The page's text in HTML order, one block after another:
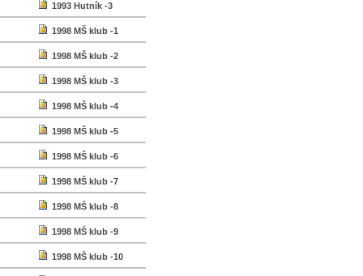
1993 Hutník -3
1998 MŠ klub -1
1998 MŠ klub -2
1998 MŠ klub -3
1998 MŠ klub -4
1998 MŠ klub -5
1998 MŠ klub -6
1998 MŠ klub -7
1998 MŠ klub -8
1998 MŠ klub -9
1998 MŠ klub -10